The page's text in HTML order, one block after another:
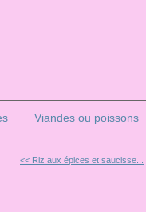
Viandes ou poissons
<< Riz aux épices et saucisse...